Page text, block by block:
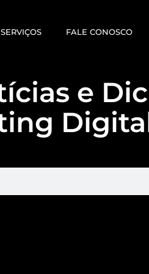
SERVIÇOS FALE CONOSCO
e